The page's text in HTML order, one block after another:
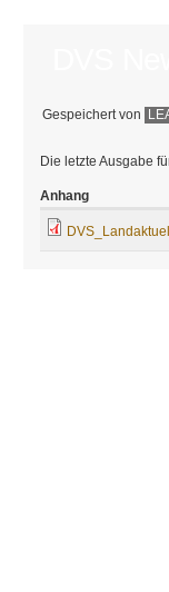
Gespeichert von
Die letzte Ausgabe
Anhang